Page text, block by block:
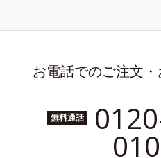
お電話でのご注文
無料通話
010